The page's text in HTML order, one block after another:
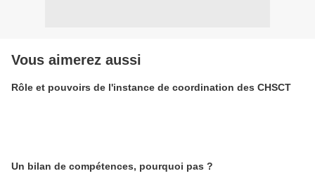
Vous aimerez aussi
Rôle et pouvoirs de l'instance de coordination des CHSCT
Un bilan de compétences, pourquoi pas ?